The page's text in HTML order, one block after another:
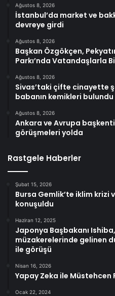
Ağustos 8, 2026
İstanbul’da market ve
devreye girdi
Ağustos 8, 2026
Başkan Özgökçen,
Parkı’nda Vatandaşlarla
Ağustos 8, 2026
Sivas’taki çifte cinayette
babanın kemikleri bulundu
Ağustos 8, 2026
Ankara ve Avrupa
görüşmeleri yolda
Rastgele Haberler
Şubat 15, 2026
Bursa Gemlik’te iklim krizi
konuşuldu
Haziran 12, 2025
Japonya Başbakanı
müzakerelerinde gelinen
ile görüşü
Nisan 16, 2026
Yapay Zeka ile Müstehcen
Ocak 22, 2024